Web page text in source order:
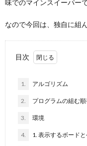
味でのマインスイーパー
なので今回は、独自に組
目次
1. アルゴリズム
2. プログラムの組む順
3. 環境
4. 1. 表示するボード